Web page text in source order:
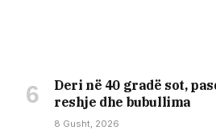
Deri në 40 gradë sot,
reshje dhe bubullima
8 Gusht, 2026